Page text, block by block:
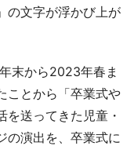
の文字が浮かび上が
末から2023年春ま
ことから「卒業式や
を送ってきた児童・
の演出を、卒業式に